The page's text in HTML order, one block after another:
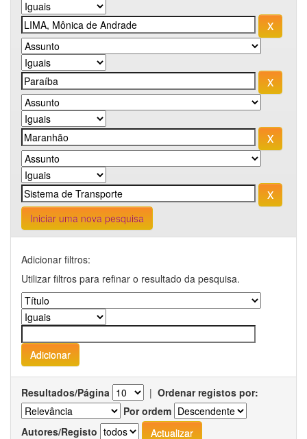
Iniciar uma nova pesquisa
Adicionar filtros:
Utilizar filtros para refinar o resultado da pesquisa.
Resultados/Página | Ordenar registos por:
Por ordem
Autores/Registo